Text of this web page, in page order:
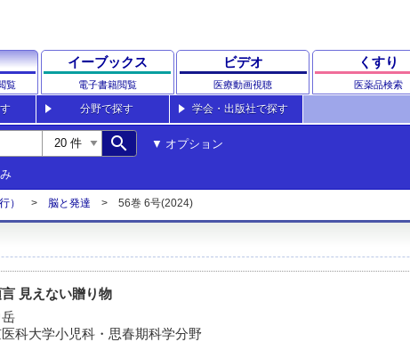
覧
イーブックス
電子書籍閲覧
ビデオ
医療動画視聴
くすり
医薬品検索
分野で探す 学会・出版社で探す
search オプション
） 脳と発達 56巻 6号(2024)
見えない贈り物
科大学小児科・思春期科学分野